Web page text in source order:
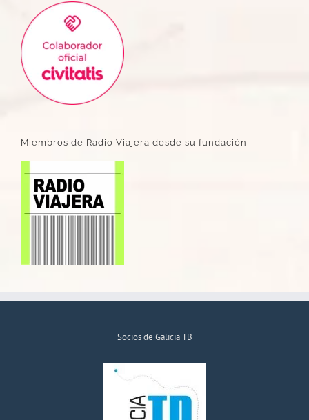
Miembros de Radio Viajera desde su fundación
Socios de Galicia TB